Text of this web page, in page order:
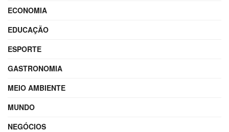
ECONOMIA
EDUCAÇÃO
ESPORTE
GASTRONOMIA
MEIO AMBIENTE
MUNDO
NEGÓCIOS